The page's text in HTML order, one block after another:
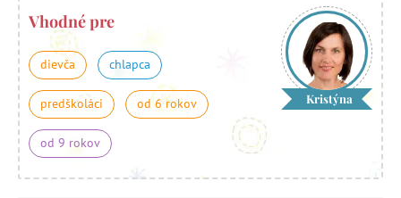
Vhodné pre
dievča chlapca
predškoláci od 6 rokov
od 9 rokov
Kristýna